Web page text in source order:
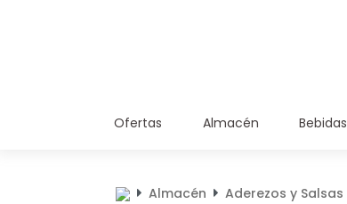
Ofertas Almacén Bebidas
Almacén Aderezos y Salsas